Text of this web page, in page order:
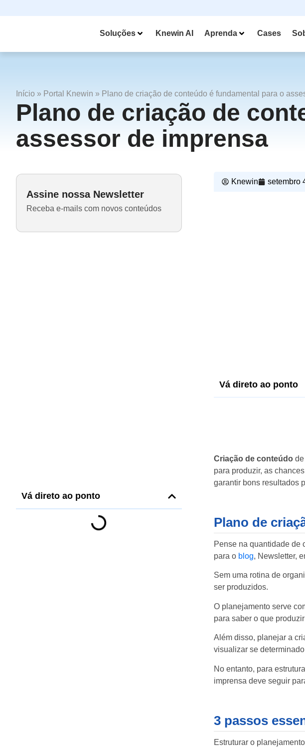
Soluções Knewin AI Aprenda Cases
Início » Portal Knewin » Plano de criação de conteúdo é fundamental para o
Plano de criação de
assessor de imprensa
Assine nossa Newsletter
Receba e-mails com novos conteúdos
Vá direto ao ponto
Knewin setembro
Vá direto ao ponto
Criação de conteúdode
para produzir, as
garantir bons resultados
Plano de
Pense na quantidade de
para o blog, Newsletter,
Sem uma rotina de
ser produzidos.
O planejamento serve
para saber o que
Além disso, planejar a
visualizar se
No entanto, para
imprensa deve seguir
3 passos
Estruturar o